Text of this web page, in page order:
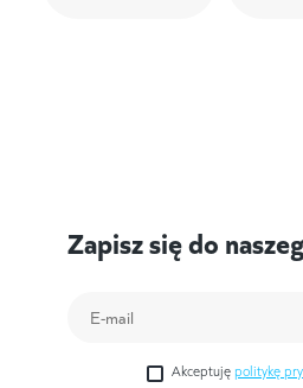
Zapisz się do
Akceptuję politykę